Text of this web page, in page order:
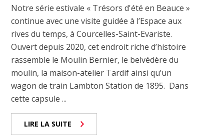
Notre série estivale « Trésors d'été en Beauce »
continue avec une visite guidée à l’Espace aux
rives du temps, à Courcelles-Saint-Evariste.
Ouvert depuis 2020, cet endroit riche d’histoire
rassemble le Moulin Bernier, le belvédère du
moulin, la maison-atelier Tardif ainsi qu’un
wagon de train Lambton Station de 1895. Dans
cette capsule ...
LIRE LA SUITE